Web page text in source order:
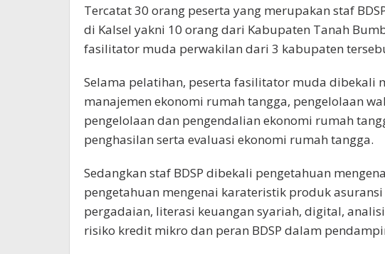
Tercatat 30 orang peserta yang merupakan staf
di Kalsel yakni 10 orang dari Kabupaten Tanah
fasilitator muda perwakilan dari 3 kabupaten
Selama pelatihan, peserta fasilitator muda dibekali
manajemen ekonomi rumah tangga, pengelolaan
pengelolaan dan pengendalian ekonomi rumah
penghasilan serta evaluasi ekonomi rumah tangga.
Sedangkan staf BDSP dibekali pengetahuan
pengetahuan mengenai karateristik produk
pergadaian, literasi keuangan syariah, digital,
risiko kredit mikro dan peran BDSP dalam